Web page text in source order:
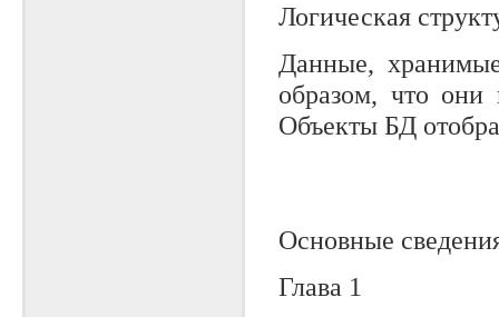
Логическая
Данные,
образом, что они
Объекты БД
Основные
Глава 1